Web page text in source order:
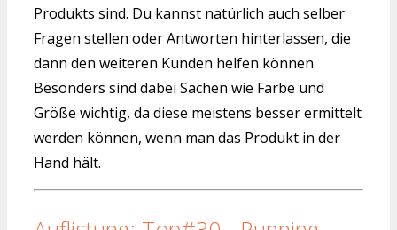
Produkts sind. Du kannst natürlich auch selber
Fragen stellen oder Antworten hinterlassen, die
dann den weiteren Kunden helfen können.
Besonders sind dabei Sachen wie Farbe und
Größe wichtig, da diese meistens besser ermittelt
werden können, wenn man das Produkt in der
Hand hält.